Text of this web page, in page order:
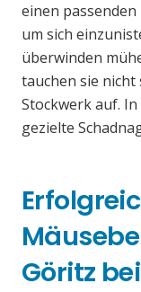
einen
um sich
überwinden
tauchen sie
Stockwerk auf.
gezielte
Göritz